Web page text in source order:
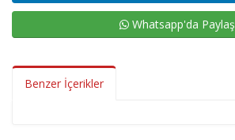
Whatsapp'da Paylaş
Benzer İçerikler